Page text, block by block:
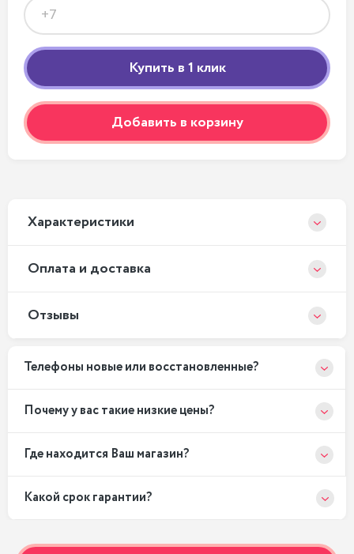
Добавить в корзину
Xарактеристики
Оплата и доставка
Отзывы
Телефоны новые или восстановленные?
Почему у вас такие низкие цены?
Где находится Ваш магазин?
Какой срок гарантии?